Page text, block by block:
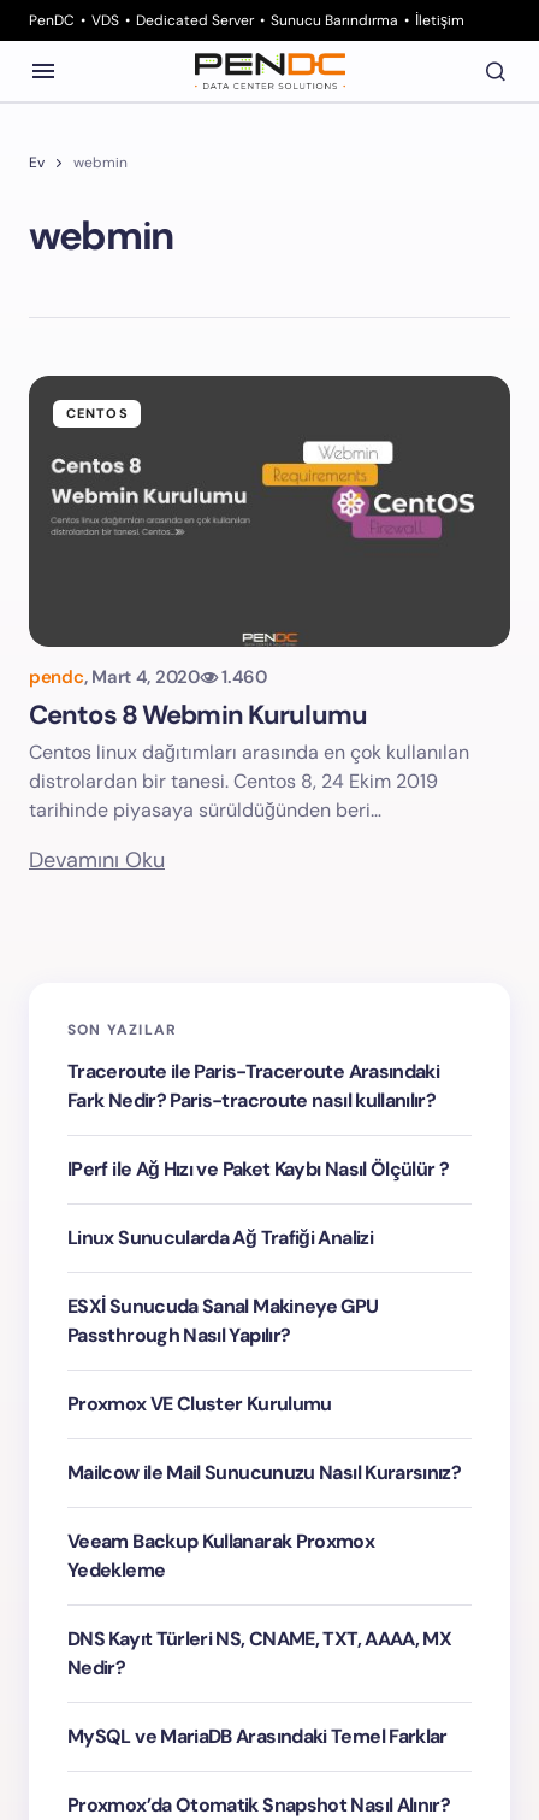
PenDC VDS Dedicated Server Sunucu Barındırma İletişim
Ev webmin
webmin
CENTOS
pendc, Mart 4, 2020 1.460
Centos 8 Webmin Kurulumu
Centos linux dağıtımları arasında en çok kullanılan
distrolardan bir tanesi. Centos 8, 24 Ekim 2019
tarihinde piyasaya sürüldüğünden beri…
Devamını Oku
SON YAZILAR
Traceroute ile Paris-Traceroute Arasındaki
Fark Nedir? Paris-tracroute nasıl kullanılır?
IPerf ile Ağ Hızı ve Paket Kaybı Nasıl Ölçülür ?
Linux Sunucularda Ağ Trafiği Analizi
ESXİ Sunucuda Sanal Makineye GPU
Passthrough Nasıl Yapılır?
Proxmox VE Cluster Kurulumu
Mailcow ile Mail Sunucunuzu Nasıl Kurarsınız?
Veeam Backup Kullanarak Proxmox
Yedekleme
DNS Kayıt Türleri NS, CNAME, TXT, AAAA, MX
Nedir?
MySQL ve MariaDB Arasındaki Temel Farklar
Proxmox’da Otomatik Snapshot Nasıl Alınır?